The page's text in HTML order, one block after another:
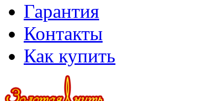
Гарантия
Контакты
Как купить